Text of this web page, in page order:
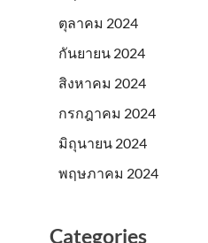
ตุลาคม 2024
กันยายน 2024
สิงหาคม 2024
กรกฎาคม 2024
มิถุนายน 2024
พฤษภาคม 2024
Categories